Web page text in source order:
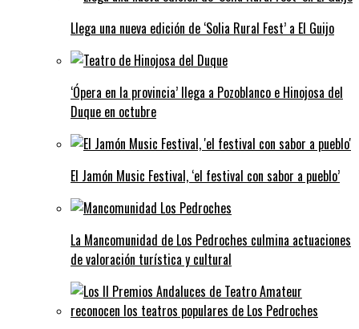
Llega una nueva edición de ‘Solia Rural Fest’ a El Guijo
‘Ópera en la provincia’ llega a Pozoblanco e Hinojosa del
Duque en octubre
El Jamón Music Festival, ‘el festival con sabor a pueblo’
La Mancomunidad de Los Pedroches culmina actuaciones
de valoración turística y cultural